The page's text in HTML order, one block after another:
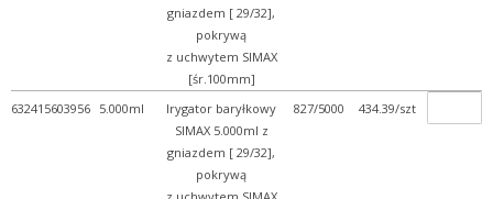
+ Krystalizatory, parowni...
+ Naczynia do mikrobiolog...
+ Naczynka wagowe i pojem...
gniazdem [ 29/32],
pokrywą
z uchwytem SIMAX
[śr.100mm]
632415603956 5.000ml
Irygator baryłkowy
SIMAX 5.000ml z
gniazdem [ 29/32],
pokrywą
827/5000 434.39/szt